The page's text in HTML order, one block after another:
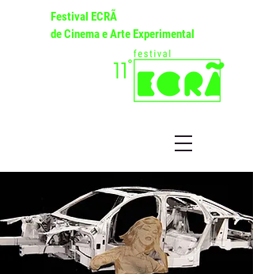
Festival ECRÃ
de Cinema e Arte Experimental